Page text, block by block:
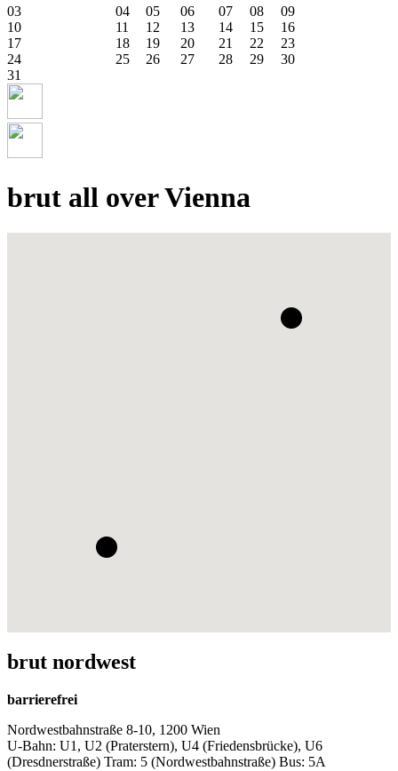
03
04 05 06 07 08
09
10
11 12 13 14 15
16
17
18 19 20 21 22
23
24
25 26 27 28 29
30
31
brut all over Vienna
brut nordwest
barrierefrei
Nordwestbahnstraße 8-10, 1200 Wien
U-Bahn: U1, U2 (Praterstern), U4 (Friedensbrücke), U6
(Dresdnerstraße) Tram: 5 (Nordwestbahnstraße) Bus: 5A